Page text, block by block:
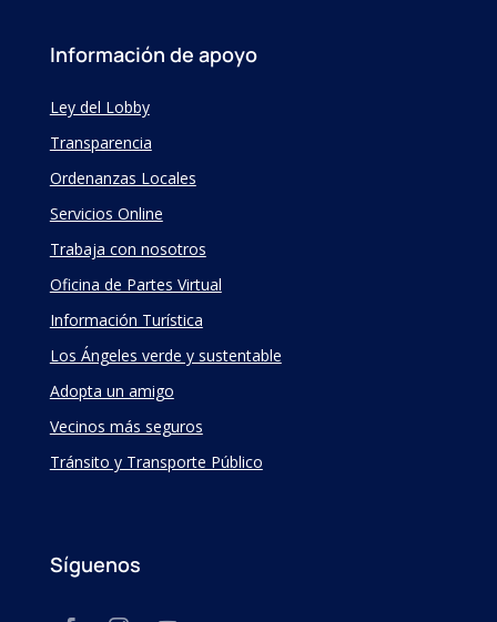
Información de apoyo
Ley del Lobby
Transparencia
Ordenanzas Locales
Servicios Online
Trabaja con nosotros
Oficina de Partes Virtual
Información Turística
Los Ángeles verde y sustentable
Adopta un amigo
Vecinos más seguros
Tránsito y Transporte Público
Síguenos